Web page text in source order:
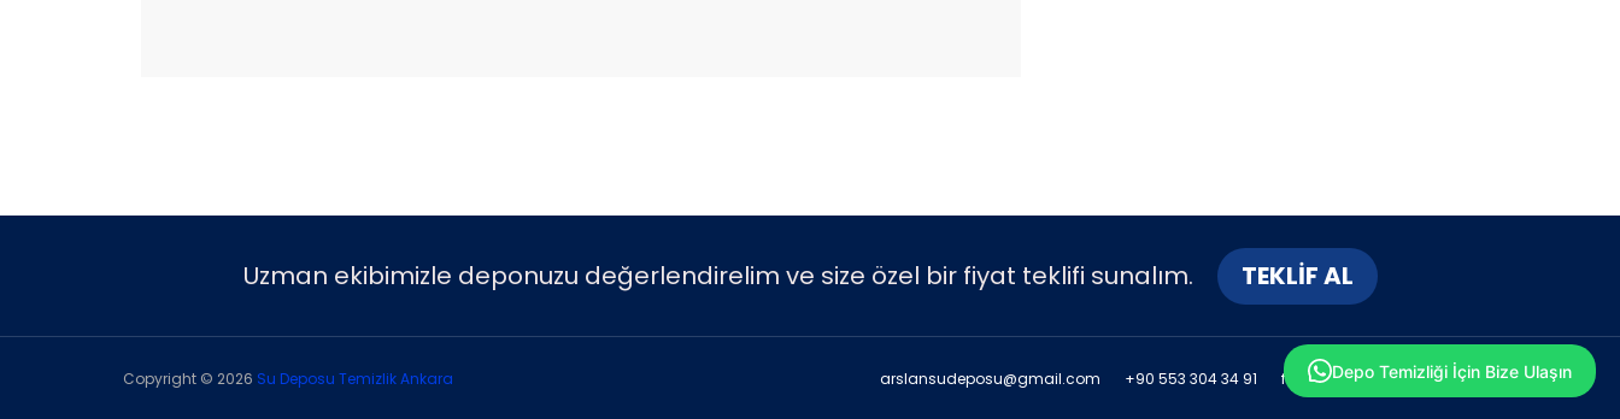
Uzman ekibimizle deponuzu değerlendirelim ve size özel bir fiyat teklifi sunalım. TEKLİF AL
Copyright © 2026 Su Deposu Temizlik Ankara arslansudeposu@gmail.com +90 553 304 34 91 facebook.com/depomtemiz
Depo Temizliği İçin Bize Ulaşın